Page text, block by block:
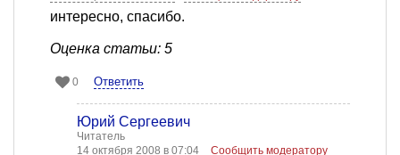
интересно, спасибо.
Оценка статьи: 5
0 Ответить
Юрий Сергеевич
Читатель
14 октября 2008 в 07:04
Сообщить модератору